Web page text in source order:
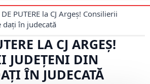
PUTERE la CJ Argeș! Consilierii
în judecată
LA CJ ARGEȘ!
JUDEȚENI DIN
ÎN JUDECATĂ